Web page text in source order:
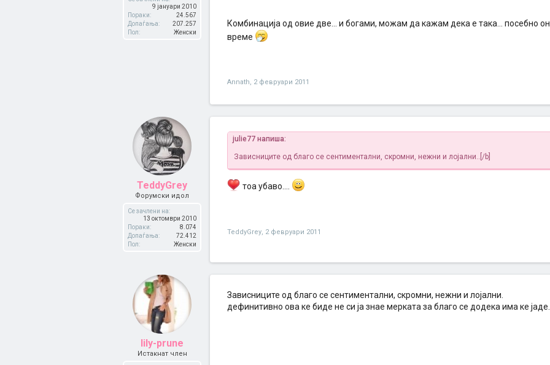
9 јануари 2010
Пораки:
24.567
Допаѓања:
207.257
Пол:
Женски
Комбинација од овие две... и богами, можам да кажам дека е така... посебно
време
Annath, 2 февруари 2011
TeddyGrey
Форумски идол
Се зачлени на:
13 октомври 2010
Пораки:
8.074
Допаѓања:
72.412
Пол:
Женски
julie77 напиша:
Зависниците од благо се сентиментални, скромни, нежни и лојални..[/b]
тоа убаво....
TeddyGrey, 2 февруари 2011
lily-prune
Истакнат член
Зависниците од благо се сентиментални, скромни, нежни и лојални.
дефинитивно ова ке биде не си ја знае мерката за благо се додека има ке јаде.